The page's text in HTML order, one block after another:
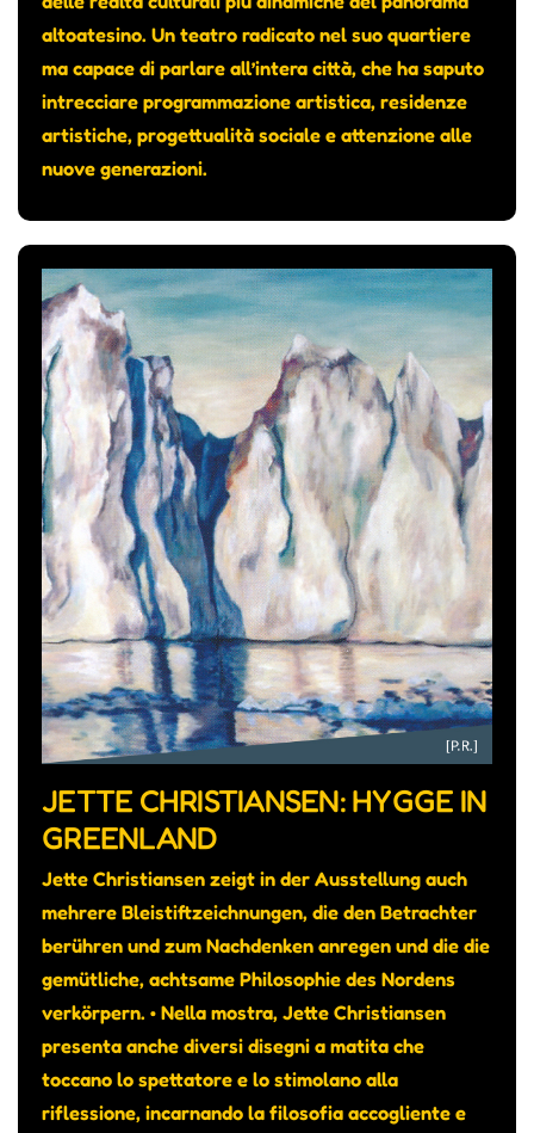
altoatesino. Un teatro radicato nel suo quartiere
ma capace di parlare all’intera città, che ha saputo
intrecciare programmazione artistica, residenze
artistiche, progettualità sociale e attenzione alle
nuove generazioni.
JETTE CHRISTIANSEN: HYGGE IN
GREENLAND
Jette Christiansen zeigt in der Ausstellung auch
mehrere Bleistiftzeichnungen, die den Betrachter
berühren und zum Nachdenken anregen und die die
gemütliche, achtsame Philosophie des Nordens
verkörpern. • Nella mostra, Jette Christiansen
presenta anche diversi disegni a matita che
toccano lo spettatore e lo stimolano alla
riflessione, incarnando la filosofia accogliente e